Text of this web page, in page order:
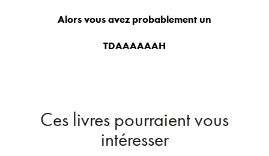
Alors vous avez probablement un
TDAAAAAAH
Ces livres pourraient vous
intéresser